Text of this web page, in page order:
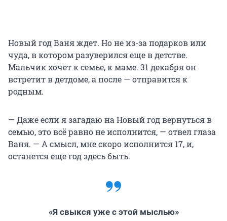
Новый год Ваня ждет. Но не из-за подарков или
чуда, в котором разуверился еще в детстве.
Мальчик хочет к семье, к маме. 31 декабря он
встретит в детдоме, а после — отправится к
родным.
— Даже если я загадаю на Новый год вернуться в
семью, это всё равно не исполнится, — отвел глаза
Ваня. — А смысл, мне скоро исполнится 17, и,
останется еще год здесь быть.
«Я свыкся уже с этой мыслью»